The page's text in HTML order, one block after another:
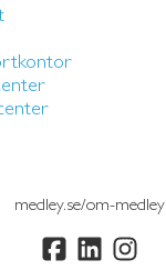
medley.se/om-medley